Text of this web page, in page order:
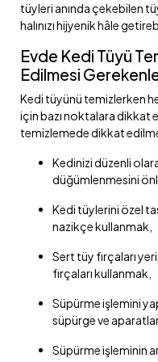
tüyleri anında çekebilen
halınızı hijyenik hâle
Evde Kedi Tüyü
Edilmesi
Kedi tüyünü temizlerken
için bazı noktalara dikkat
temizlemede dikkat
Kedinizi düzenli
düğümlenmesini
Kedi tüylerini özel
nazikçe kullanmak,
Sert tüy fırçaları
fırçaları kullanmak,
Süpürme işlemini
süpürge ve
Süpürme işleminin